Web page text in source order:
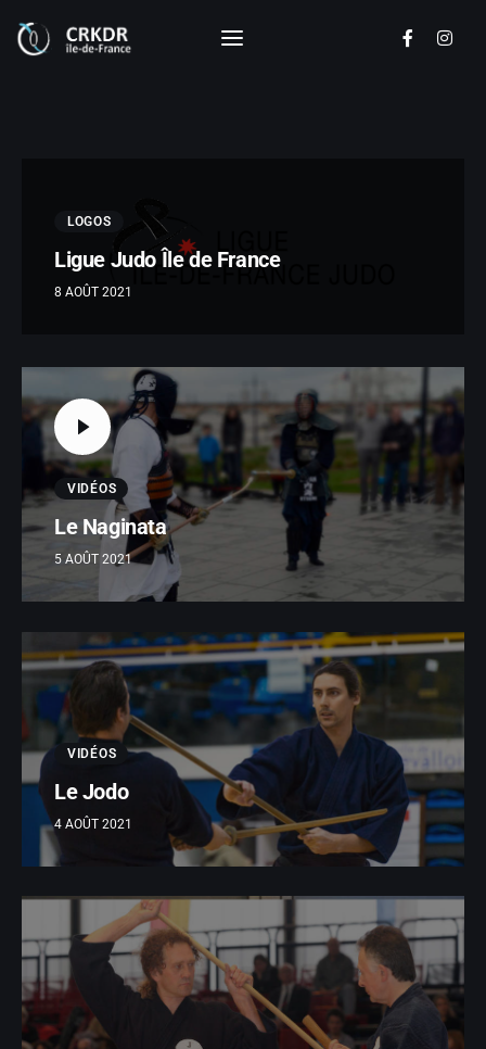
Actualités
Calendrier
Les clubs
Le Comité Directeur
LOGOS
Ligue Judo Île de France
8 AOÛT 2021
VIDÉOS
Le Naginata
5 AOÛT 2021
VIDÉOS
Le Jodo
4 AOÛT 2021